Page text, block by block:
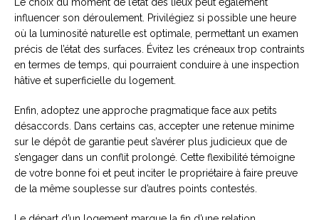
Le choix du moment de l’état des lieux peut également
influencer son déroulement. Privilégiez si possible une heure
où la luminosité naturelle est optimale, permettant un examen
précis de l’état des surfaces. Évitez les créneaux trop contraints
en termes de temps, qui pourraient conduire à une inspection
hâtive et superficielle du logement.
Enfin, adoptez une approche pragmatique face aux petits
désaccords. Dans certains cas, accepter une retenue minime
sur le dépôt de garantie peut s’avérer plus judicieux que de
s’engager dans un conflit prolongé. Cette flexibilité témoigne
de votre bonne foi et peut inciter le propriétaire à faire preuve
de la même souplesse sur d’autres points contestés.